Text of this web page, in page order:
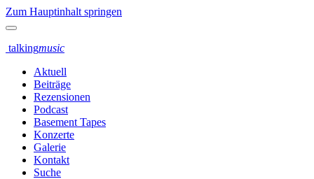
Zum Hauptinhalt springen
talkingmusic
Aktuell
Beiträge
Rezensionen
Podcast
Basement Tapes
Konzerte
Galerie
Kontakt
Suche